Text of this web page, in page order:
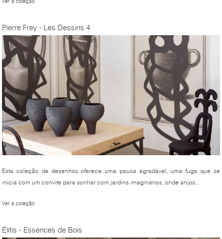
Pierre Frey - Les Dessins 4
Esta coleção de desenhos oferece uma pausa agradável, uma fuga que se
inicia com um convite para sonhar com jardins imaginários, onde anjos...
Ver a coleção
Élitis - Essences de Bois